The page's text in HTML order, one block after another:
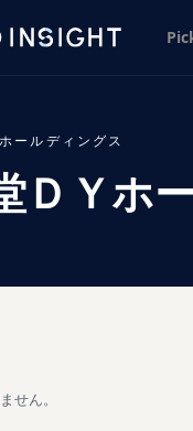
ールディングス
ＤＹホ
せん。